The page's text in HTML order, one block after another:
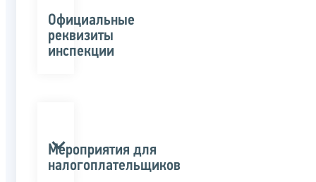
Официальные
реквизиты
инспекции
Мероприятия для
налогоплательщиков